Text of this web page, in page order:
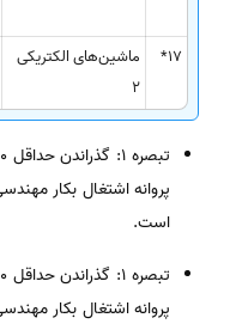
17*
ماشین‌های الکتریکی
2
است.